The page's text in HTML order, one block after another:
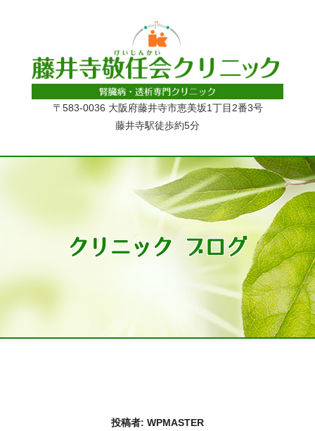
〒583-0036 大阪府藤井寺市恵美坂1丁目2番3号
藤井寺駅徒歩約5分
クリニック ブログ
投稿者: WPMASTER